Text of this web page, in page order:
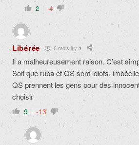
2 -4
Libérée 6 mois il y a
Il a malheureusement raison. C’est
Soit que ruba et QS sont idiots,
QS prennent les gens pour des
choisir
9 -13